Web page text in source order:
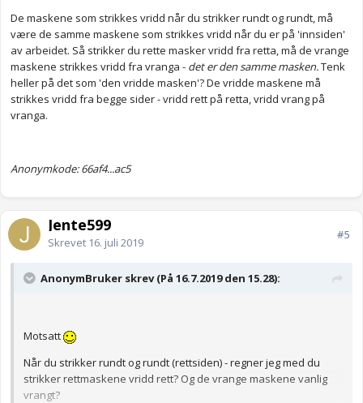
De maskene som strikkes vridd når du strikker rundt og rundt, må
være de samme maskene som strikkes vridd når du er på 'innsiden'
av arbeidet. Så strikker du rette masker vridd fra retta, må de vrange
maskene strikkes vridd fra vranga - det er den samme masken.Tenk
heller på det som 'den vridde masken'? De vridde maskene må
strikkes vridd fra begge sider - vridd rett på retta, vridd vrang på
vranga.
Anonymkode: 66af4...ac5
Jente599
Skrevet 16. juli 2019
#5
AnonymBruker skrev (På 16.7.2019 den 15.28):
Motsatt
Når du strikker rundt og rundt (rettsiden) - regner jeg med du
strikker rettmaskene vridd rett? Og de vrange maskene vanlig
vrangt?